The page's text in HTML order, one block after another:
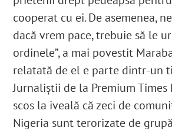
cooperat cu ei. De asemenea,
dacă vrem pace, trebuie să le
ordinele”, a mai povestit
relatată de el e parte dintr-un
Jurnaliștii de la Premium Times
scos la iveală că zeci de
Nigeria sunt terorizate de